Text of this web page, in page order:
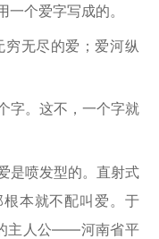
个爱字写成的。
无尽的爱；爱河纵
字。这不，一个字就
是喷发型的。直射式
本就不配叫爱。于
主人公——河南省平